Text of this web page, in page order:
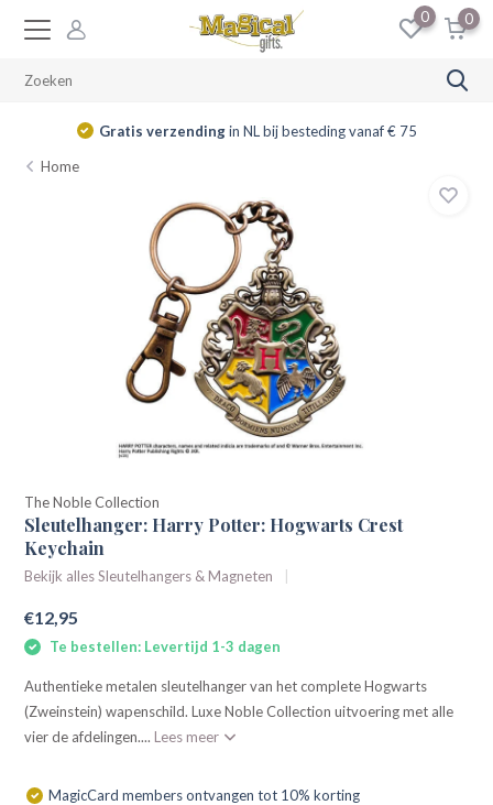
0 0
Gratis verzendingin NL bij besteding vanaf € 75
Home
The Noble Collection
Sleutelhanger: Harry Potter: Hogwarts Crest
Keychain
Bekijk alles Sleutelhangers & Magneten
€12,95
Te bestellen: Levertijd 1-3 dagen
Authentieke metalen sleutelhanger van het complete Hogwarts
(Zweinstein) wapenschild. Luxe Noble Collection uitvoering met alle
vier de afdelingen.... Lees meer
MagicCard members ontvangen tot 10% korting